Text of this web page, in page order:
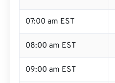
07:00 am EST
08:00 am EST
09:00 am EST